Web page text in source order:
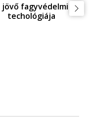
megelőzés,
fagyvédelem